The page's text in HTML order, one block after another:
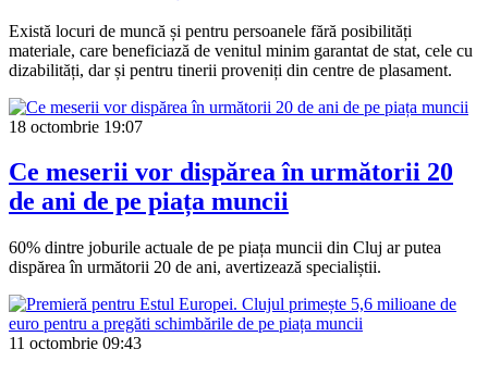
Există locuri de muncă și pentru persoanele fără posibilități
materiale, care beneficiază de venitul minim garantat de stat, cele cu
dizabilități, dar și pentru tinerii proveniți din centre de plasament.
18 octombrie 19:07
Ce meserii vor dispărea în următorii 20
de ani de pe piața muncii
60% dintre joburile actuale de pe piața muncii din Cluj ar putea
dispărea în următorii 20 de ani, avertizează specialiștii.
11 octombrie 09:43